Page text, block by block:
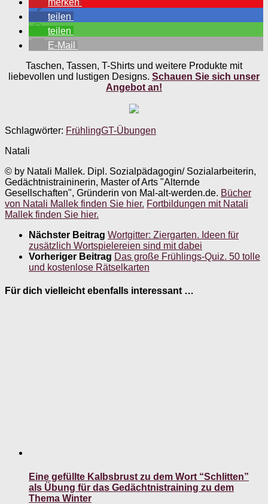
merken
teilen
teilen
E-Mail
Taschen, Tassen, T-Shirts und weitere Produkte mit
liebevollen und lustigen Designs. Schauen Sie sich unser
Angebot an!
Schlagwörter: FrühlingGT-Übungen
Natali
© by Natali Mallek. Dipl. Sozialpädagogin/ Sozialarbeiterin,
Gedächtnistraininerin, Master of Arts "Alternde
Gesellschaften", Gründerin von Mal-alt-werden.de. Bücher
von Natali Mallek finden Sie hier. Fortbildungen mit Natali
Mallek finden Sie hier.
Nächster Beitrag Wortgitter: Ziergarten. Ideen für
zusätzlich Wortspielereien sind mit dabei
Vorheriger Beitrag Das große Frühlings-Quiz. 50 tolle
und kostenlose Rätselkarten
Für dich vielleicht ebenfalls interessant …
Eine gefüllte Kalbsbrust zu dem Wort “Schlitten”
als Übung für das Gedächtnistraining zu dem
Thema Winter